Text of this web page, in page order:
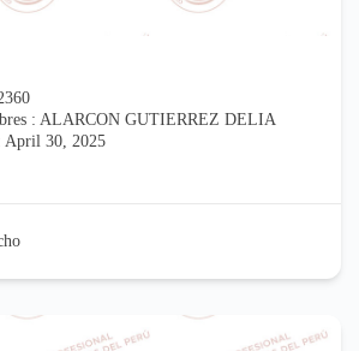
: ALARCON GUTIERREZ DELIA
April 30, 2025